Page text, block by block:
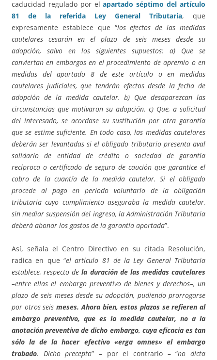
caducidad regulado por elapartado séptimo del artículo
81 de la referida Ley General Tributaria, que
expresamente establece que “los efectos de las medidas
cautelares cesarán en el plazo de seis meses desde su
adopción, salvo en los siguientes supuestos: a) Que se
conviertan en embargos en el procedimiento de apremio o en
medidas del apartado 8 de este artículo o en medidas
cautelares judiciales, que tendrán efectos desde la fecha de
adopción de la medida cautelar. b) Que desaparezcan las
circunstancias que motivaron su adopción. c) Que, a solicitud
del interesado, se acordase su sustitución por otra garantía
que se estime suficiente. En todo caso, las medidas cautelares
deberán ser levantadas si el obligado tributario presenta aval
solidario de entidad de crédito o sociedad de garantía
recíproca o certificado de seguro de caución que garantice el
cobro de la cuantía de la medida cautelar. Si el obligado
procede al pago en período voluntario de la obligación
tributaria cuyo cumplimiento aseguraba la medida cautelar,
sin mediar suspensión del ingreso, la Administración Tributaria
deberá abonar los gastos de la garantía aportada”.
Así, señala el Centro Directivo en su citada Resolución,
radica en que “el artículo 81 de la Ley General Tributaria
establece, respecto dela duración de las medidas cautelares
–entre ellas el embargo preventivo de bienes y derechos–, un
plazo de seis meses desde su adopción, pudiendo prorrogarse
por otros seismeses. Ahora bien, estos plazos se refieren al
embargo preventivo, que es la medida cautelar, no a la
anotación preventiva de dicho embargo, cuya eficacia es tan
sólo la de la hacer efectivo «erga omnes» el embargo
trabado. Dicho precepto” – por el contrario – “no dicta